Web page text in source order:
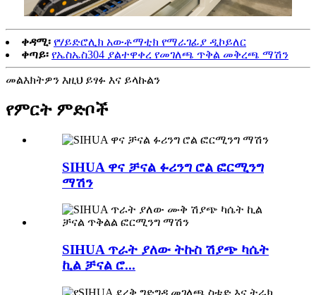
ቀዳሚ፡ የሃይድሮሊክ አውቶማቲክ የማራገፊያ ዲኮይለር
ቀጣይ፡ የኤስኤስ304 ያልተዋቀረ የመገለጫ ጥቅል መቅረጫ ማሽን
መልእክትዎን እዚህ ይፃፉ እና ይላኩልን
የምርት ምድቦች
SIHUA ዋና ቻናል ፉሪንግ ሮል ፎርሚንግ
ማሽን
SIHUA ጥራት ያለው ትኩስ ሽያጭ ካሴት
ኪል ቻናል ሮ...